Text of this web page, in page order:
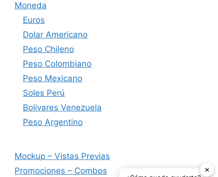
Moneda
Euros
Dolar Americano
Peso Chileno
Peso Colombiano
Peso Mexicano
Soles Perú
Bolivares Venezuela
Peso Argentino
Mockup – Vistas Previas
Promociones – Combos
✕